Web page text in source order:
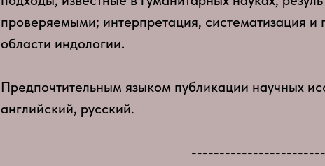
проверяемыми; интерпретация, систематизация
области индологии.
Предпочтительным языком публикации научных
английский, русский.